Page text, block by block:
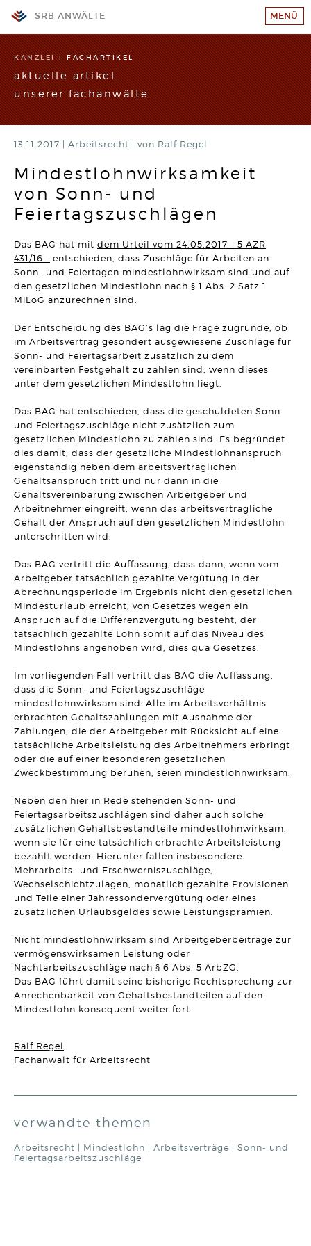
KANZLEI|FACHARTIKEL
aktuelle artikel
unserer fachanwälte
WIR SUCHEN VERSTÄRKUNG!
ARBEITSRECHT
Wahrheitswidriger Vortrag vor Gericht kann den
Arbeitsplatz kosten
Artikel vom 09.06.2026 | Dr. Thomas Braitsch
BAURECHT
Bauträger haften bei unwirksamer Abnahmeklausel 30
Jahre für Mängel
Artikel vom 12.05.2026 | David Hellmanzik
Neue Klarheit zur Wirksamkeit von sogenannten freien
Hinauskündigungsklauseln bei
Management-/Geschäftsführerbeteiligungen
Artikel vom 29.04.2026 | Hanno Stangier
AKTUELLES
Fachanwaltstitels
MIETRECHT
Eigenbedarfskündigung trotz Umbau- und Verkaufsabsicht
wirksam
Artikel vom 01.04.2026 | Sonja Borchard
VERTRAGSRECHT
Aufgedrängte Mangelbeseitigung nach Fristablauf lässt
Artikel vom 24.03.2026 | David Hellmanzik
Fristlose Kündigung wegen Tätlichkeit gegenüber einem
Vorgesetzten
Artikel vom 20.03.2026 | Dr. Thomas Braitsch
ERBRECHT
DR. BO`S ERBRECHTS LEXIKON #5
Artikel vom 09.03.2026 | Dr. Michael Borchard
UNTERNEHMENSRECHT
Flucht einer GmbH vor seinen Gläubigern durch
Sitzverlegung verhindert!
Artikel vom 03.03.2026 | Hanno Stangier
MIETRECHT
Darf eine Untervermietung darauf ausgerichtet sein, einen
Artikel vom 23.02.2026 | Sonja Borchard
ARBEITSRECHT
Schadensersatz bei permanent unzulässiger Überwachung
des Arbeitsplatzes
Artikel vom 12.02.2026 | Ralf Regel
BAURECHT
Gebäudetyp E: "E" wie "einfach" oder "E" wie
"Einzelfallprüfung"?
Artikel vom 03.02.2026 | David Hellmanzik
Ausschluss des Versorgungsausgleichs im Ehevertrag
möglich
Artikel vom 28.01.2026 | Claudia Peuker
ARBEITSRECHT
Subuntervertrag am Bau: Nichtiger Dienstvertrag wegen
Verstoß gegen § 1b Satz 1 AÜG
ARBEITSRECHT
Unangemessene Klausel zur Rückzahlung von
Besondere Anforderungen für die Nebenkostenabrechnung
Artikel vom 22.12.2025 | Sonja Borchard
13.11.2017 | Arbeitsrecht von Ralf Regel
Mindestlohnwirksamkeit
von Sonn- und
Feiertagszuschlägen
Das BAG hat mit dem Urteil vom 24.05.2017 – 5 AZR
431/16 – entschieden, dass Zuschläge für Arbeiten an
Sonn- und Feiertagen mindestlohnwirksam sind und auf
den gesetzlichen Mindestlohn nach § 1 Abs. 2 Satz 1
MiLoG anzurechnen sind.
Der Entscheidung des BAG‘s lag die Frage zugrunde, ob
im Arbeitsvertrag gesondert ausgewiesene Zuschläge für
Sonn- und Feiertagsarbeit zusätzlich zu dem
vereinbarten Festgehalt zu zahlen sind, wenn dieses
unter dem gesetzlichen Mindestlohn liegt.
Das BAG hat entschieden, dass die geschuldeten Sonn-
und Feiertagszuschläge nicht zusätzlich zum
gesetzlichen Mindestlohn zu zahlen sind. Es begründet
dies damit, dass der gesetzliche Mindestlohnanspruch
eigenständig neben dem arbeitsvertraglichen
Gehaltsanspruch tritt und nur dann in die
Gehaltsvereinbarung zwischen Arbeitgeber und
Arbeitnehmer eingreift, wenn das arbeitsvertragliche
Gehalt der Anspruch auf den gesetzlichen Mindestlohn
unterschritten wird.
Das BAG vertritt die Auffassung, dass dann, wenn vom
Arbeitgeber tatsächlich gezahlte Vergütung in der
Abrechnungsperiode im Ergebnis nicht den gesetzlichen
Mindesturlaub erreicht, von Gesetzes wegen ein
Anspruch auf die Differenzvergütung besteht, der
tatsächlich gezahlte Lohn somit auf das Niveau des
Mindestlohns angehoben wird, dies qua Gesetzes.
Im vorliegenden Fall vertritt das BAG die Auffassung,
dass die Sonn- und Feiertagszuschläge
mindestlohnwirksam sind: Alle im Arbeitsverhältnis
erbrachten Gehaltszahlungen mit Ausnahme der
Zahlungen, die der Arbeitgeber mit Rücksicht auf eine
tatsächliche Arbeitsleistung des Arbeitnehmers erbringt
oder die auf einer besonderen gesetzlichen
Zweckbestimmung beruhen, seien mindestlohnwirksam.
Neben den hier in Rede stehenden Sonn- und
Feiertagsarbeitszuschlägen sind daher auch solche
zusätzlichen Gehaltsbestandteile mindestlohnwirksam,
wenn sie für eine tatsächlich erbrachte Arbeitsleistung
bezahlt werden. Hierunter fallen insbesondere
Mehrarbeits- und Erschwerniszuschläge,
Wechselschichtzulagen, monatlich gezahlte Provisionen
und Teile einer Jahressondervergütung oder eines
zusätzlichen Urlaubsgeldes sowie Leistungsprämien.
Nicht mindestlohnwirksam sind Arbeitgeberbeiträge zur
vermögenswirksamen Leistung oder
Nachtarbeitszuschläge nach § 6 Abs. 5 ArbZG.
Das BAG führt damit seine bisherige Rechtsprechung zur
Anrechenbarkeit von Gehaltsbestandteilen auf den
Mindestlohn konsequent weiter fort.
Ralf Regel
Fachanwalt für Arbeitsrecht
verwandte themen
Arbeitsrecht Mindestlohn Arbeitsverträge
Sonn- und
Feiertagsarbeitszuschläge
MENÜ
SRB ANWÄLTE
KANZLEI
TEAM
GESCHÄFTSFELDER
STANDORTE
SRB-AKADEMIE
KARRIERE
KONTAKT
IMPRESSUM/DATENSCHUTZ
SITEMAP